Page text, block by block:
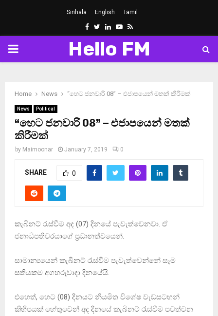
Sinhala English Tamil
Facebook
Twitter
LinkedinYoutube
Rss
PRIMARY
Hello FM
Home News “හෙට ජනවාරි 08” – එජාපයෙන් මතක් කිරීමක්
News Political
“හෙට ජනවාරි 08” – එජාපයෙන් මතක්
කිරීමක්
by Maimoonar January 7, 2019 0
SHARE 0
කැබිනට් රැස්වීම අද (07) දිනයේ පැවැත්වෙනවා. ඒ
ජනාධිපතිවරයාගේ ප‍්‍රධානත්වයෙන්.
සාමාන්‍යයෙන් කැබිනට් රැස්විම පැවැත්වෙන්නේ සෑම
සතියකම අගහරුවාදා දිනයේයි.
එහෙත්, හෙට (08) දිනයට නියමිත විශේෂ වැඩසටහන්
කිහිපයක් හේතුවෙන් අද දිනයේ කැබිනට් රැස්වීම පවත්වන